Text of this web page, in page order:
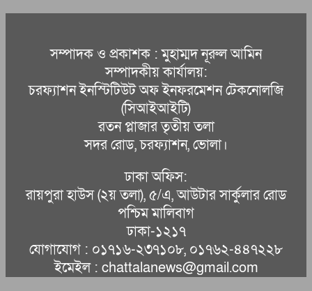
সম্পাদক ও প্রকাশক : মুহাম্মদ নূরুল আমিন
সম্পাদকীয় কার্যালয়:
চরফ্যাশন ইনস্টিটিউট অফ ইনফরমেশন টেকনোলজি
(সিআইআইটি)
রতন প্লাজার তৃতীয় তলা
সদর রোড, চরফ্যাশন, ভোলা।
ঢাকা অফিস:
রায়পুরা হাউস (২য় তলা), ৫/এ, আউটার সার্কুলার রোড
পশ্চিম মালিবাগ
ঢাকা-১২১৭
যোগাযোগ : ০১৭১৬-২৩৭১০৮, ০১৭৬২-৪৪৭২২৮
ইমেইল : chattalanews@gmail.com